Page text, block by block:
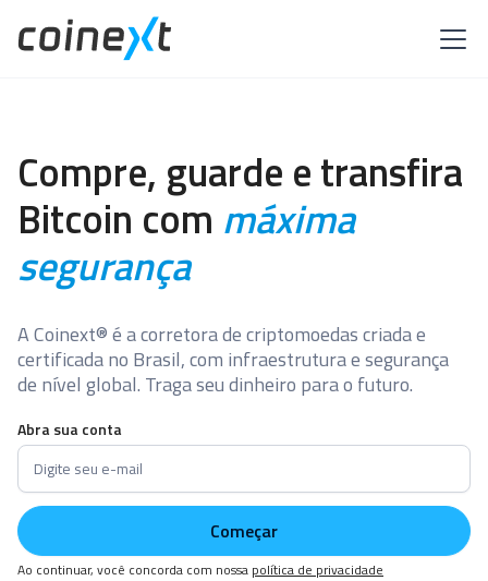
Compre, guarde e transfira
Bitcoin com máxima
segurança
A Coinext® é a corretora de criptomoedas criada e
certificada no Brasil, com infraestrutura e segurança
de nível global. Traga seu dinheiro para o futuro.
Abra sua conta
Ao continuar, você concorda com nossa política de privacidade